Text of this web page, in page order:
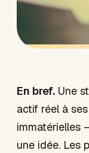
En bref. Une
actif réel à
immatérielles
une idée. Les